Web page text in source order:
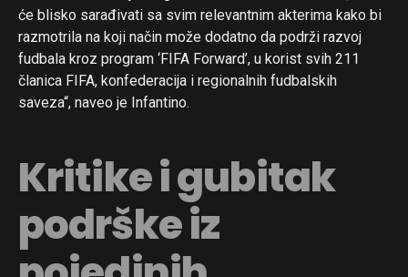
će blisko sarađivati sa svim relevantnim akterima kako bi
razmotrila na koji način može dodatno da podrži razvoj
fudbala kroz program ‘FIFA Forward’, u korist svih 211
članica FIFA, konfederacija i regionalnih fudbalskih
saveza“, naveo je Infantino.
Kritike i gubitak
podrške iz